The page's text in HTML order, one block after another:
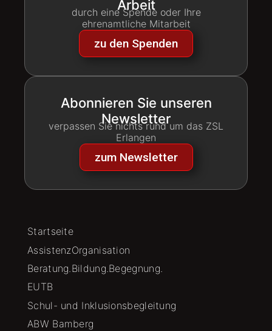
Arbeit
durch eine Spende oder Ihre
ehrenamtliche Mitarbeit
zu den Spenden
Abonnieren Sie unseren
Newsletter
verpassen Sie nichts rund um das ZSL
Erlangen
zum Newsletter
Startseite
AssistenzOrganisation
Beratung.Bildung.Begegnung.
EUTB
Schul- und Inklusionsbegleitung
ABW Bamberg